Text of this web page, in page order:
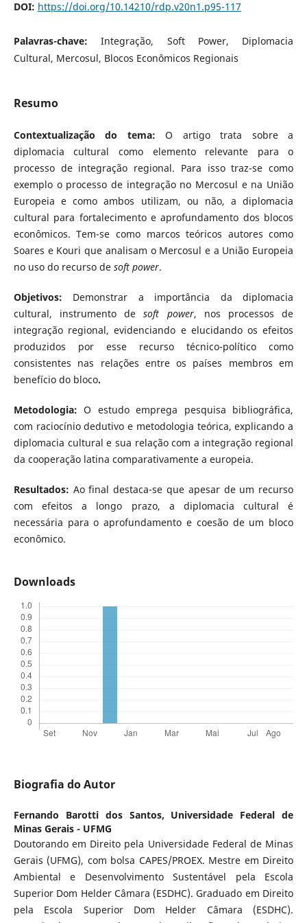
DOI: https://doi.org/10.14210/rdp.v20n1.p95-117
Palavras-chave:Integração, Soft Power, Diplomacia
Cultural, Mercosul, Blocos Econômicos Regionais
Resumo
Contextualização do tema: O artigo trata sobre a
diplomacia cultural como elemento relevante para o
processo de integração regional. Para isso traz-se como
exemplo o processo de integração no Mercosul e na União
Europeia e como ambos utilizam, ou não, a diplomacia
cultural para fortalecimento e aprofundamento dos blocos
econômicos. Tem-se como marcos teóricos autores como
Soares e Kouri que analisam o Mercosul e a União Europeia
no uso do recurso de soft power.
Objetivos: Demonstrar a importância da diplomacia
cultural, instrumento desoft power, nos processos de
integração regional, evidenciando e elucidando os efeitos
produzidos por esse recurso técnico-político como
consistentes nas relações entre os países membros em
benefício do bloco.
Metodologia: O estudo emprega pesquisa bibliográfica,
com raciocínio dedutivo e metodologia teórica, explicando a
diplomacia cultural e sua relação com a integração regional
da cooperação latina comparativamente a europeia.
Resultados: Ao final destaca-se que apesar de um recurso
com efeitos a longo prazo, a diplomacia cultural é
necessária para o aprofundamento e coesão de um bloco
econômico.
Downloads
Biografia do Autor
Fernando Barotti dos Santos, Universidade Federal de
Minas Gerais - UFMG
Doutorando em Direito pela Universidade Federal de Minas
Gerais (UFMG), com bolsa CAPES/PROEX. Mestre em Direito
Ambiental e Desenvolvimento Sustentável pela Escola
Superior Dom Helder Câmara (ESDHC). Graduado em Direito
pela Escola Superior Dom Helder Câmara (ESDHC).